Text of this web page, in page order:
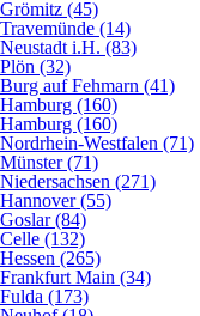
Grömitz (45)
Travemünde (14)
Neustadt i.H. (83)
Plön (32)
Burg auf Fehmarn (41)
Hamburg (160)
Hamburg (160)
Nordrhein-Westfalen (71)
Münster (71)
Niedersachsen (271)
Hannover (55)
Goslar (84)
Celle (132)
Hessen (265)
Frankfurt Main (34)
Fulda (173)